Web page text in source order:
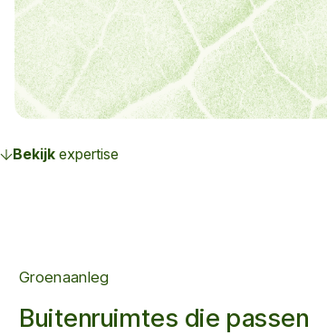
Bekijkexpertise
Groenaanleg
Buitenruimtes die passen